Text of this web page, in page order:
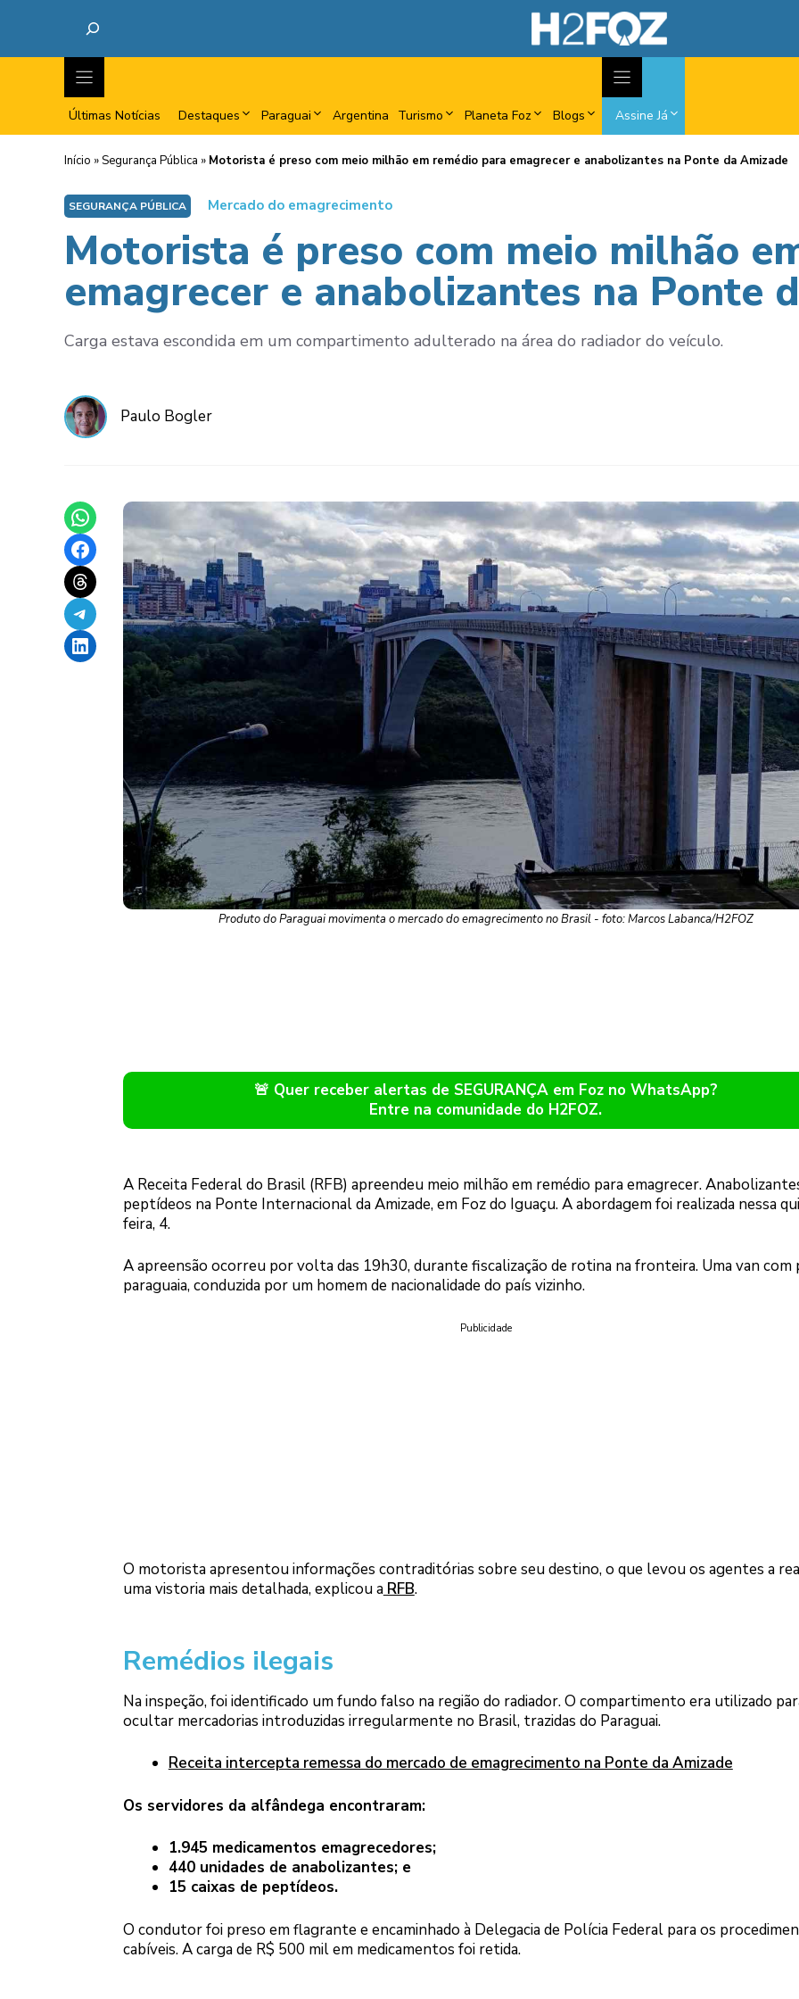
Últimas Notícias Destaques Paraguai Argentina Turismo Planeta Foz Blogs Assine Já
Início »Segurança Pública » Motorista é preso com meio milhão em remédio para emagrecer e anabolizantes na Ponte da Amizade
SEGURANÇA PÚBLICA Mercado do emagrecimento
Motorista é preso com meio milhão
emagrecer e anabolizantes na Ponte
Carga estava escondida em um compartimento adulterado na área do radiador do veículo.
Paulo Bogler
Share on WhatsApp
Share on Facebook
Share on Threads
Share on Telegram
Share on LinkedIn
Produto do Paraguai movimenta o mercado do emagrecimento no Brasil - foto: Marcos Labanca/H2FOZ
🚨 Quer receber alertas de SEGURANÇA em Foz no WhatsApp?
Entre na comunidade do H2FOZ.
A Receita Federal do Brasil (RFB) apreendeu meio milhão em remédio para emagrecer.
peptídeos na Ponte Internacional da Amizade, em Foz do Iguaçu. A abordagem foi realizada nessa
feira, 4.
A apreensão ocorreu por volta das 19h30, durante fiscalização de rotina na fronteira. Uma van com
paraguaia, conduzida por um homem de nacionalidade do país vizinho.
Publicidade
O motorista apresentou informações contraditórias sobre seu destino, o que levou os agentes a
uma vistoria mais detalhada, explicou aRFB.
Remédios ilegais
Na inspeção, foi identificado um fundo falso na região do radiador. O compartimento era utilizado
ocultar mercadorias introduzidas irregularmente no Brasil, trazidas do Paraguai.
Receita intercepta remessa do mercado de emagrecimento na Ponte da Amizade
Os servidores da alfândega encontraram:
1.945 medicamentos emagrecedores;
440 unidades de anabolizantes; e
15 caixas de peptídeos.
O condutor foi preso em flagrante e encaminhado à Delegacia de Polícia Federal para os
cabíveis. A carga de R$ 500 mil em medicamentos foi retida.